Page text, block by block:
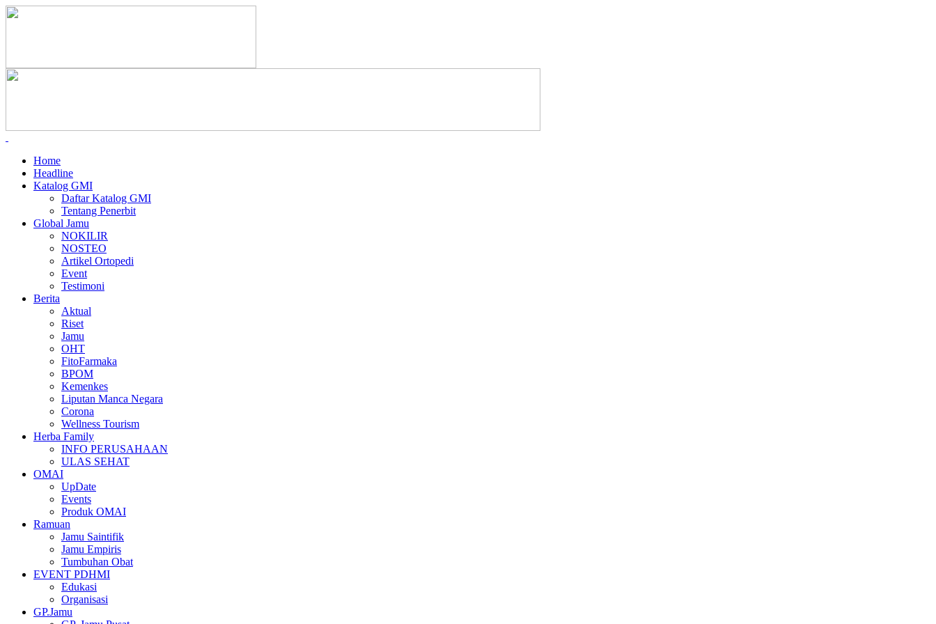
Home
Headline
Katalog GMI
Daftar Katalog GMI
Tentang Penerbit
Global Jamu
NOKILIR
NOSTEO
Artikel Ortopedi
Event
Testimoni
Berita
Aktual
Riset
Jamu
OHT
FitoFarmaka
BPOM
Kemenkes
Liputan Manca Negara
Corona
Wellness Tourism
Herba Family
INFO PERUSAHAAN
ULAS SEHAT
OMAI
UpDate
Events
Produk OMAI
Ramuan
Jamu Saintifik
Jamu Empiris
Tumbuhan Obat
EVENT PDHMI
Edukasi
Organisasi
GP.Jamu